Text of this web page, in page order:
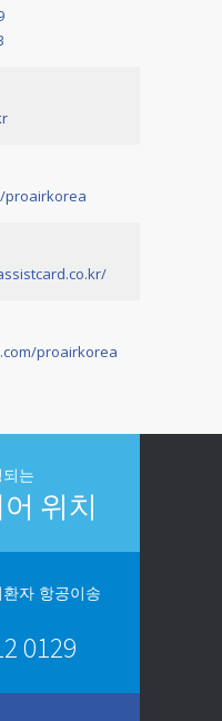
proairkorea
proairkorea
는
위치
자 항공이송
0129